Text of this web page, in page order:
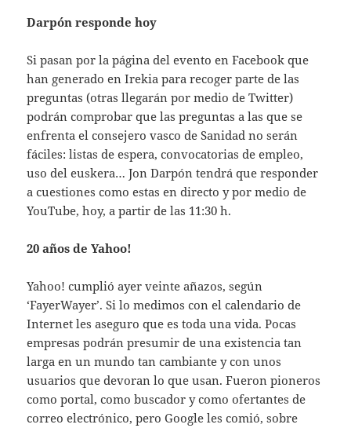
Darpón responde hoy
Si pasan por la página del evento en Facebook que
han generado en Irekia para recoger parte de las
preguntas (otras llegarán por medio de Twitter)
podrán comprobar que las preguntas a las que se
enfrenta el consejero vasco de Sanidad no serán
fáciles: listas de espera, convocatorias de empleo,
uso del euskera… Jon Darpón tendrá que responder
a cuestiones como estas en directo y por medio de
YouTube, hoy, a partir de las 11:30 h.
20 años de Yahoo!
Yahoo! cumplió ayer veinte añazos, según
‘FayerWayer’. Si lo medimos con el calendario de
Internet les aseguro que es toda una vida. Pocas
empresas podrán presumir de una existencia tan
larga en un mundo tan cambiante y con unos
usuarios que devoran lo que usan. Fueron pioneros
como portal, como buscador y como ofertantes de
correo electrónico, pero Google les comió, sobre